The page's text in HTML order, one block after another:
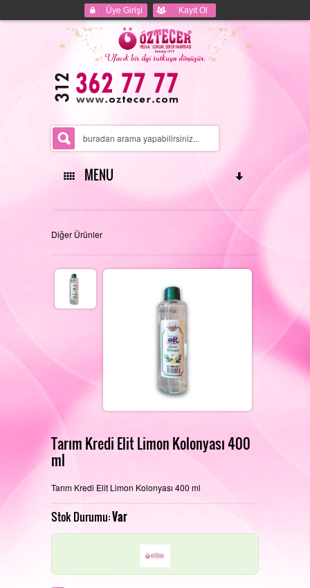
Üye Girişi Kayıt Ol
MENU
ANASAYFA
HAKKIMIZDA
FOTOĞRAF GALERISI
PERAKENDE SATIŞ MAĞAZAMIZ
ÜRETIM ALANLARIMIZ
İLETIŞIM
Diğer Ürünler
Tarım Kredi Elit Limon Kolonyası 400
ml
Tarım Kredi Elit Limon Kolonyası 400 ml
Stok Durumu:Var